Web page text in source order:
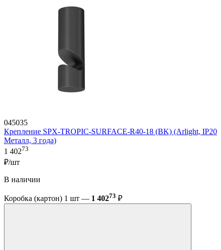
045035
Крепление SPX-TROPIC-SURFACE-R40-18 (BK) (Arlight, IP20
Металл, 3 года)
1 40273
₽/шт
В наличии
Коробка (картон) 1 шт — 1 40273 ₽